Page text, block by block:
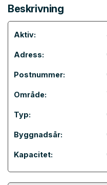
Beskrivning
Aktiv:
Adress:
Postnummer:
Område:
Typ:
Byggnadsår:
Kapacitet: